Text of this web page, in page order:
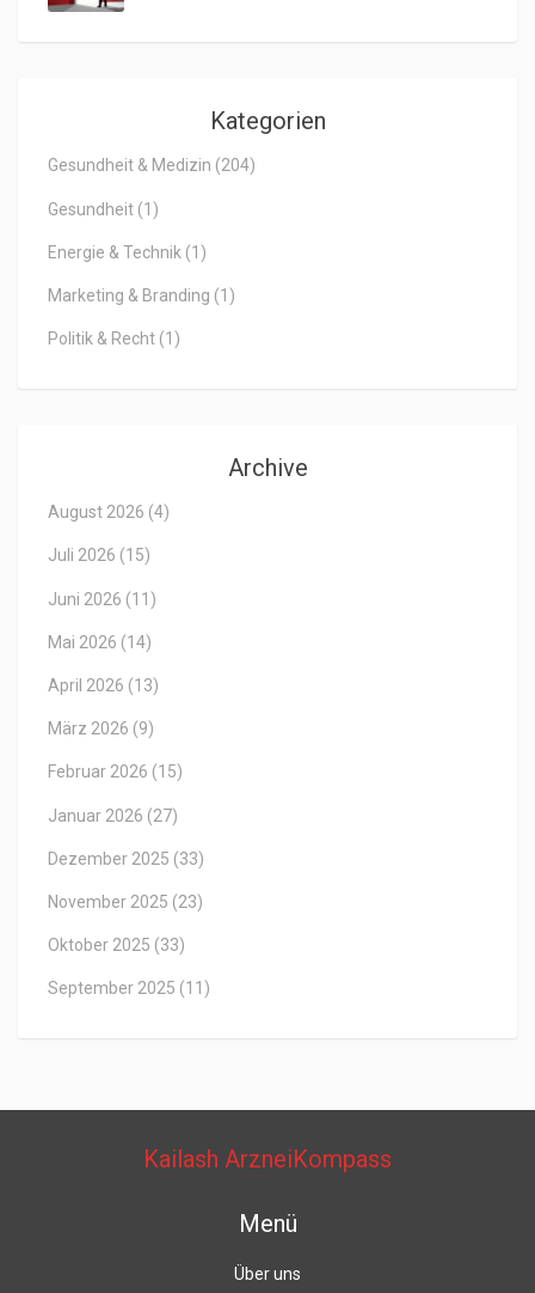
Kategorien
Gesundheit & Medizin (204)
Gesundheit (1)
Energie & Technik (1)
Marketing & Branding (1)
Politik & Recht (1)
Archive
August 2026 (4)
Juli 2026 (15)
Juni 2026 (11)
Mai 2026 (14)
April 2026 (13)
März 2026 (9)
Februar 2026 (15)
Januar 2026 (27)
Dezember 2025 (33)
November 2025 (23)
Oktober 2025 (33)
September 2025 (11)
Kailash ArzneiKompass
Menü
Über uns